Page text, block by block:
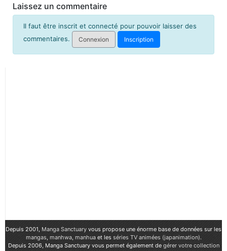
Laissez un commentaire
Il faut être inscrit et connecté pour pouvoir laisser des
commentaires.
Connexion Inscription
Depuis 2001, Manga Sanctuary vous propose une énorme base de données sur les
mangas, manhwa, manhuaet les séries TV animées (japanimation).
Depuis 2006, Manga Sanctuary vous permet également de gérer votre collection